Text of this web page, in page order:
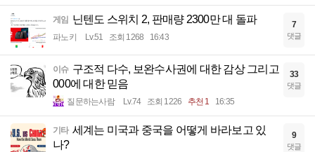
게임 닌텐도 스위치 2, 판매량 2300만 대 돌파
파노키 Lv.51 조회 1268 16:43
7
댓글
이슈 구조적 다수, 보완수사권에 대한 감상 그리고
000에 대한 믿음
질문하는사람 Lv.74 조회 1226 추천 1 16:35
33
댓글
기타 세계는 미국과 중국을 어떻게 바라보고 있
나?
9
댓글